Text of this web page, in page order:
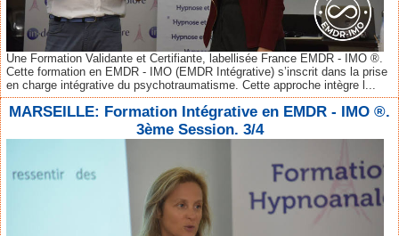
Une Formation Validante et Certifiante, labellisée France EMDR - IMO ®.
Cette formation en EMDR - IMO (EMDR Intégrative) s’inscrit dans la prise
en charge intégrative du psychotraumatisme. Cette approche intègre l...
MARSEILLE: Formation Intégrative en EMDR - IMO ®.
3ème Session. 3/4